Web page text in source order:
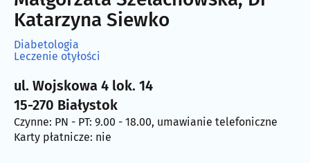
Katarzyna Siewko
Diabetologia
Leczenie otyłości
ul. Wojskowa 4 lok. 14
15-270 Białystok
Czynne: PN - PT: 9.00 - 18.00, umawianie telefoniczne
Karty płatnicze: nie